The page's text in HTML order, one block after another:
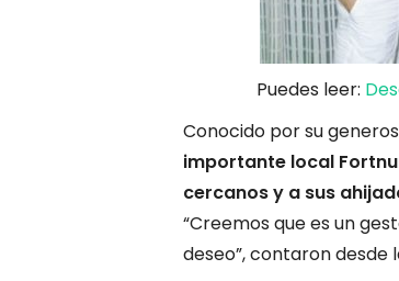
Puedes leer:
Conocido por su
importante local
cercanos y a sus
“Creemos que es un
deseo”, contaron desde